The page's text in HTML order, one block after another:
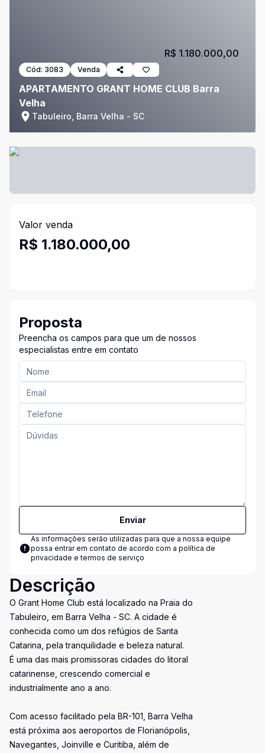
Cód: 3083 Venda
APARTAMENTO GRANT HOME CLUB Barra
Velha
Tabuleiro, Barra Velha - SC
R$ 1.180.000,00
Valor venda
R$ 1.180.000,00
Proposta
Preencha os campos para que um de nossos
especialistas entre em contato
Enviar
As informações serão utilizadas para que a nossa equipe
possa entrar em contato de acordo com a política de
privacidade e termos de serviço
Descrição
O Grant Home Club está localizado na Praia do
Tabuleiro, em Barra Velha - SC. A cidade é
conhecida como um dos refúgios de Santa
Catarina, pela tranquilidade e beleza natural.
É uma das mais promissoras cidades do litoral
catarinense, crescendo comercial e
industrialmente ano a ano.
Com acesso facilitado pela BR-101, Barra Velha
está próxima aos aeroportos de Florianópolis,
Navegantes, Joinville e Curitiba, além de